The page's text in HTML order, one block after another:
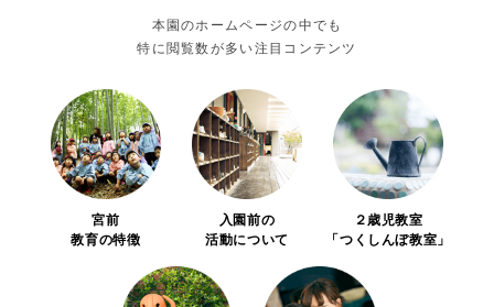
本園のホームページの中でも
特に閲覧数が多い注目コンテンツ
宮前
教育の特徴
入園前の
活動について
２歳児教室
「つくしんぼ教室」